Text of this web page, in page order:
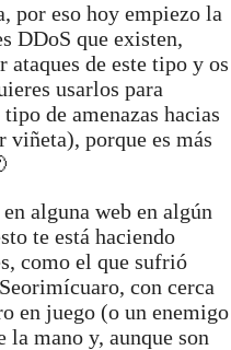
por eso hoy empiezo la
DDoS que existen,
de este tipo y os
usarlos para
de amenazas hacias
porque es más
en alguna web en algún
te está haciendo
como el que sufrió
con cerca
en juego (o un enemigo
la mano y, aunque son